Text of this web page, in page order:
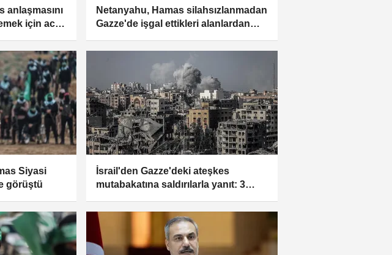
anlaşmasını
için acil
Netanyahu, Hamas silahsızlanmadan
Gazze'de işgal ettikleri alanlardan
Siyasi
görüştü
İsrail'den Gazze'deki ateşkes
mutabakatına saldırılarla yanıt: 3